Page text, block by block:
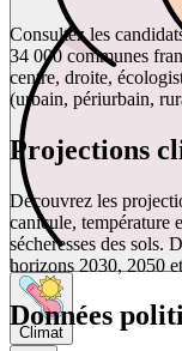
Climat
Consultez les
34 000 communes
centre, droite,
(urbain, périurbain,
Projections
Découvrez les
canicule, température
sécheresses des sols.
horizons 2030, 2050
Données